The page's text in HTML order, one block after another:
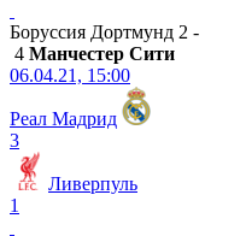
Боруссия Дортмунд 2 -
4 Манчестер Сити
06.04.21, 15:00
Реал Мадрид
3
Ливерпуль
1